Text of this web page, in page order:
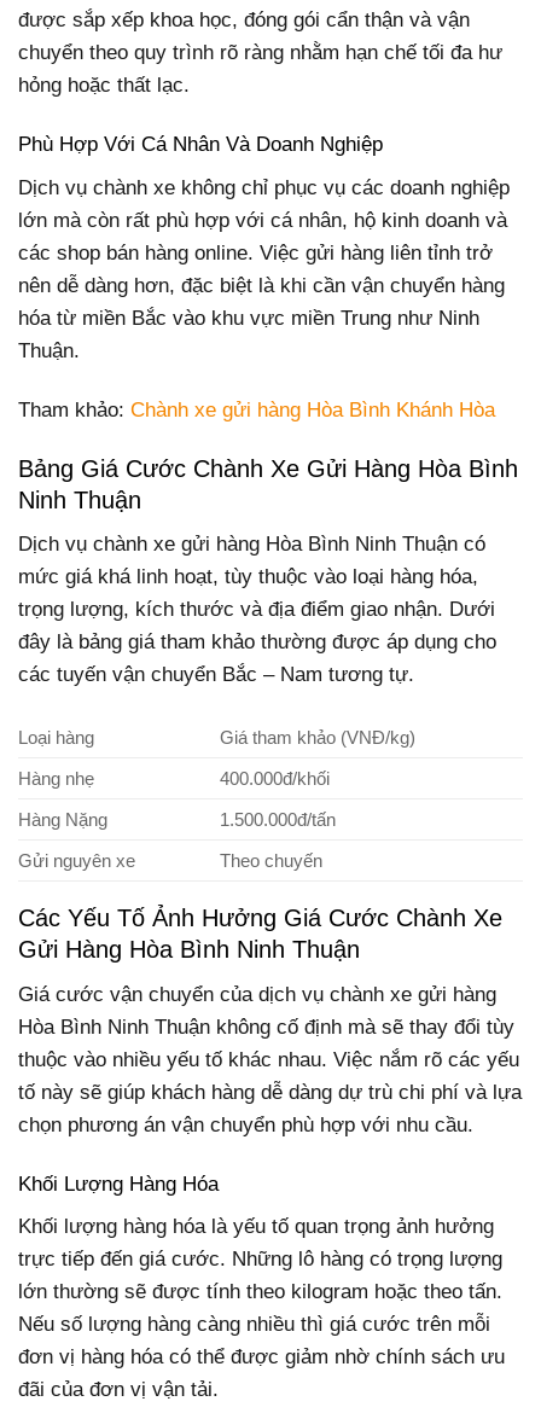
được sắp xếp khoa học, đóng gói cẩn thận và vận
chuyển theo quy trình rõ ràng nhằm hạn chế tối đa hư
hỏng hoặc thất lạc.
Phù Hợp Với Cá Nhân Và Doanh Nghiệp
Dịch vụ chành xe không chỉ phục vụ các doanh nghiệp
lớn mà còn rất phù hợp với cá nhân, hộ kinh doanh và
các shop bán hàng online. Việc gửi hàng liên tỉnh trở
nên dễ dàng hơn, đặc biệt là khi cần vận chuyển hàng
hóa từ miền Bắc vào khu vực miền Trung như Ninh
Thuận.
Tham khảo: Chành xe gửi hàng Hòa Bình Khánh Hòa
Bảng Giá Cước Chành Xe Gửi Hàng Hòa Bình
Ninh Thuận
Dịch vụ chành xe gửi hàng Hòa Bình Ninh Thuận có
mức giá khá linh hoạt, tùy thuộc vào loại hàng hóa,
trọng lượng, kích thước và địa điểm giao nhận. Dưới
đây là bảng giá tham khảo thường được áp dụng cho
các tuyến vận chuyển Bắc – Nam tương tự.
Loại hàng
Giá tham khảo (VNĐ/kg)
Hàng nhẹ
400.000đ/khối
Hàng Nặng
1.500.000đ/tấn
Gửi nguyên xe
Theo chuyến
Các Yếu Tố Ảnh Hưởng Giá Cước Chành Xe
Gửi Hàng Hòa Bình Ninh Thuận
Giá cước vận chuyển của dịch vụ chành xe gửi hàng
Hòa Bình Ninh Thuận không cố định mà sẽ thay đổi tùy
thuộc vào nhiều yếu tố khác nhau. Việc nắm rõ các yếu
tố này sẽ giúp khách hàng dễ dàng dự trù chi phí và lựa
chọn phương án vận chuyển phù hợp với nhu cầu.
Khối Lượng Hàng Hóa
Khối lượng hàng hóa là yếu tố quan trọng ảnh hưởng
trực tiếp đến giá cước. Những lô hàng có trọng lượng
lớn thường sẽ được tính theo kilogram hoặc theo tấn.
Nếu số lượng hàng càng nhiều thì giá cước trên mỗi
đơn vị hàng hóa có thể được giảm nhờ chính sách ưu
đãi của đơn vị vận tải.